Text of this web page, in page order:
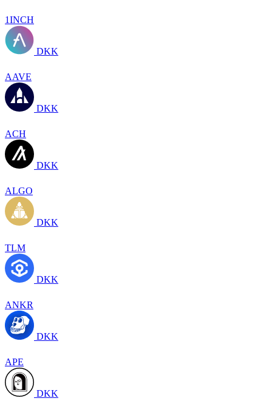
1INCH
DKK
AAVE
DKK
ACH
DKK
ALGO
DKK
TLM
DKK
ANKR
DKK
APE
DKK